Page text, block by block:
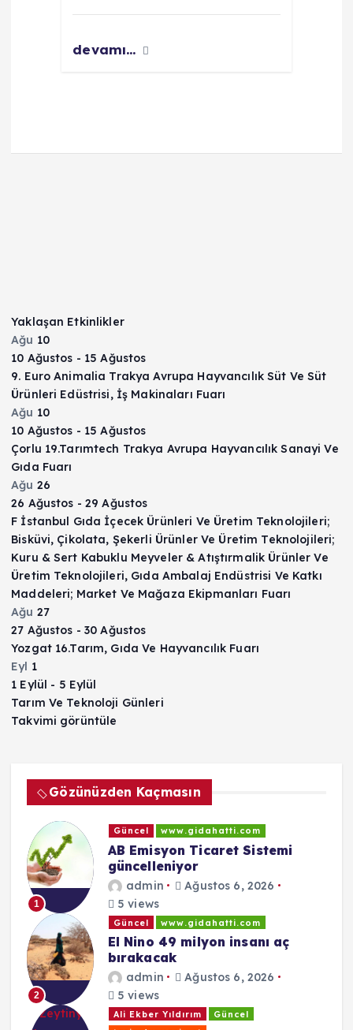
devamı...
Yaklaşan Etkinlikler
Ağu 10
10 Ağustos - 15 Ağustos
9. Euro Animalia Trakya Avrupa Hayvancılık Süt Ve Süt
Ürünleri Edüstrisi, İş Makinaları Fuarı
Ağu 10
10 Ağustos - 15 Ağustos
Çorlu 19.Tarımtech Trakya Avrupa Hayvancılık Sanayi Ve
Gıda Fuarı
Ağu 26
26 Ağustos - 29 Ağustos
F İstanbul Gıda İçecek Ürünleri Ve Üretim Teknolojileri;
Bisküvi, Çikolata, Şekerli Ürünler Ve Üretim Teknolojileri;
Kuru & Sert Kabuklu Meyveler & Atıştırmalik Ürünler Ve
Üretim Teknolojileri, Gıda Ambalaj Endüstrisi Ve Katkı
Maddeleri; Market Ve Mağaza Ekipmanları Fuarı
Ağu 27
27 Ağustos - 30 Ağustos
Yozgat 16.Tarım, Gıda Ve Hayvancılık Fuarı
Eyl 1
1 Eylül - 5 Eylül
Tarım Ve Teknoloji Günleri
Takvimi görüntüle
Gözünüzden Kaçmasın
1
Güncel www.gidahatti.com
AB Emisyon Ticaret Sistemi
güncelleniyor
admin
Ağustos 6, 2026
5 views
2
Güncel www.gidahatti.com
El Nino 49 milyon insanı aç
bırakacak
admin
Ağustos 6, 2026
5 views
Ali Ekber Yıldırım
Güncel